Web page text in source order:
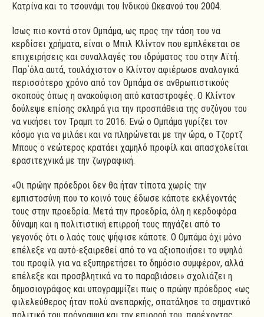
Κατρίνα και το τσουνάμι του Ινδικού Ωκεανού του 2004.
Ίσως πιο κοντά στον Ομπάμα, ως προς την τάση του να
κερδίσει χρήματα, είναι ο Μπιλ Κλίντον που εμπλέκεται σε
επιχειρήσεις και συναλλαγές του ιδρύματος του στην Αϊτή.
Παρ΄όλα αυτά, τουλάχιστον ο Κλίντον αφιέρωσε αναλογικά
περισσότερο χρόνο από τον Ομπάμα σε ανθρωπιστικούς
σκοπούς όπως η ανακούφιση από καταστροφές. Ο Κλίντον
δούλεψε επίσης σκληρά για την προσπάθεια της συζύγου του
να νικήσει τον Τραμπ το 2016. Ενώ ο Ομπάμα γυρίζει τον
κόσμο για να μιλάει και να πληρώνεται με την ώρα, ο Τζορτζ
Μπους ο νεώτερος κρατάει χαμηλό προφίλ και απασχολείται
ερασιτεχνικά με την ζωγραφική.
«Οι πρώην πρόεδροι δεν θα ήταν τίποτα χωρίς την
εμπιστοσύνη που το κοινό τους έδωσε κάποτε εκλέγοντάς
τους στην προεδρία. Μετά την προεδρία, όλη η κερδοφόρα
δύναμη και η πολιτιστική επιρροή τους πηγάζει από το
γεγονός ότι ο λαός τους ψήφισε κάποτε. Ο Ομπάμα όχι μόνο
επέλεξε να αυτό-εξαιρεθεί από το να αξιοποιήσει το υψηλό
του προφίλ για να εξυπηρετήσει το δημόσιο συμφέρον, αλλά
επέλεξε και προσβλητικά να το παραβιάσει» σχολιάζει η
δημοσιογράφος και υπογραμμίζει πως ο πρώην πρόεδρος «ως
φιλελεύθερος ήταν πολύ ανεπαρκής, σπατάλησε το σημαντικό